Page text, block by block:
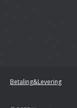
Betaling&Levering